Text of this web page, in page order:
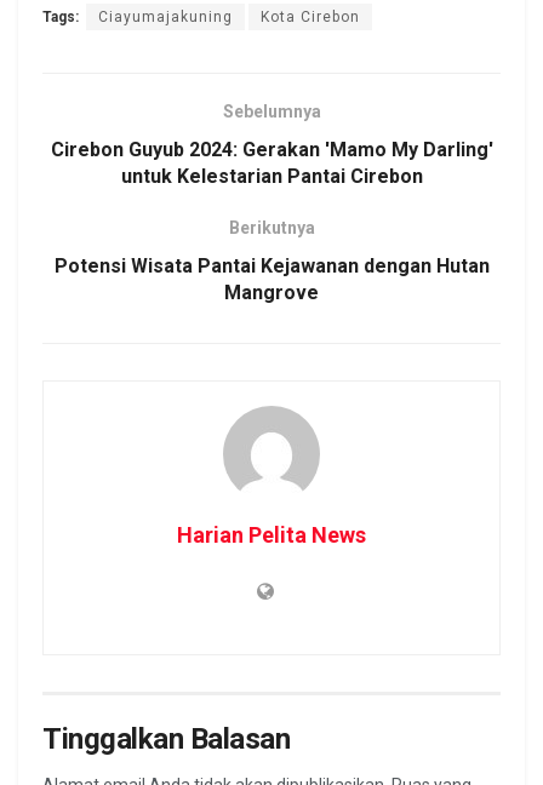
Tags: Ciayumajakuning Kota Cirebon
Sebelumnya
Cirebon Guyub 2024: Gerakan 'Mamo My Darling'
untuk Kelestarian Pantai Cirebon
Berikutnya
Potensi Wisata Pantai Kejawanan dengan Hutan
Mangrove
Harian Pelita News
Tinggalkan Balasan